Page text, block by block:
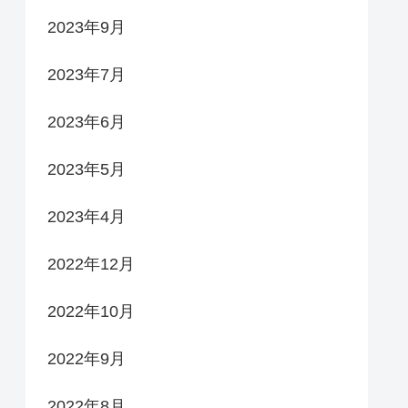
2023年9月
2023年7月
2023年6月
2023年5月
2023年4月
2022年12月
2022年10月
2022年9月